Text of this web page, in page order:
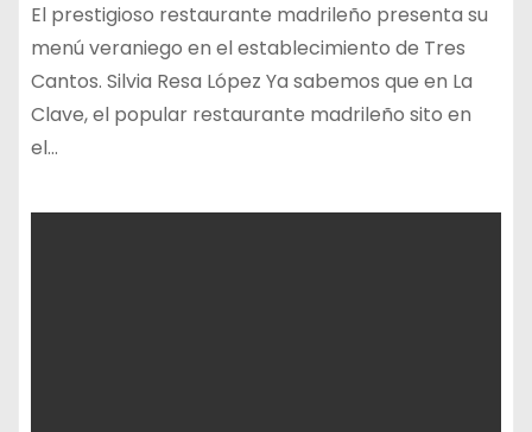
El prestigioso restaurante madrileño presenta su
menú veraniego en el establecimiento de Tres
Cantos. Silvia Resa López Ya sabemos que en La
Clave, el popular restaurante madrileño sito en
el…